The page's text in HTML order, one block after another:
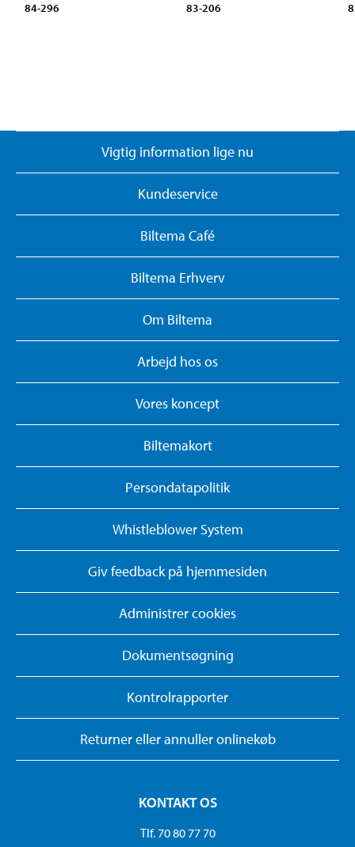
84-296 83-206
Vigtig information lige nu
Kundeservice
Biltema Café
Biltema Erhverv
Om Biltema
Arbejd hos os
Vores koncept
Biltemakort
Persondatapolitik
Whistleblower System
Giv feedback på hjemmesiden
Administrer cookies
Dokumentsøgning
Kontrolrapporter
Returner eller annuller onlinekøb
KONTAKT OS
Tlf. 70 80 77 70